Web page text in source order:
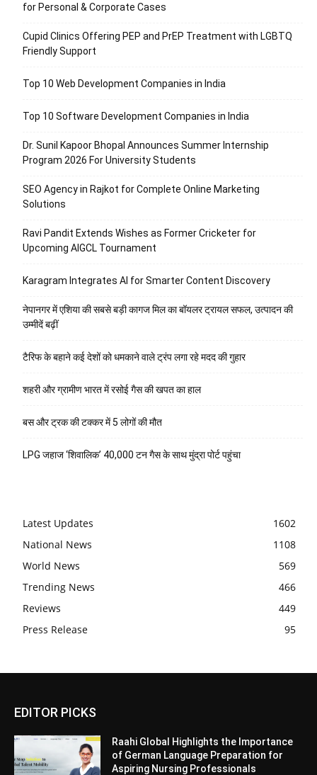
for Personal & Corporate Cases
Cupid Clinics Offering PEP and PrEP Treatment with LGBTQ
Friendly Support
Top 10 Web Development Companies in India
Top 10 Software Development Companies in India
Dr. Sunil Kapoor Bhopal Announces Summer Internship
Program 2026 For University Students
SEO Agency in Rajkot for Complete Online Marketing
Solutions
Ravi Pandit Extends Wishes as Former Cricketer for
Upcoming AIGCL Tournament
Karagram Integrates AI for Smarter Content Discovery
नेपानगर में एशिया की सबसे बड़ी कागज मिल का बॉयलर ट्रायल सफल, उत्पादन की
उम्मीदें बढ़ीं
टैरिफ के बहाने कई देशों को धमकाने वाले ट्रंप लगा रहे मदद की गुहार
शहरी और ग्रामीण भारत में रसोई गैस की खपत का हाल
बस और ट्रक की टक्कर में 5 लोगों की मौत
LPG जहाज ‘शिवालिक’ 40,000 टन गैस के साथ मुंद्रा पोर्ट पहुंचा
Latest Updates
1602
National News
1108
World News
569
Trending News
466
Reviews
449
Press Release
95
EDITOR PICKS
Raahi Global Highlights the Importance
of German Language Preparation for
Aspiring Nursing Professionals